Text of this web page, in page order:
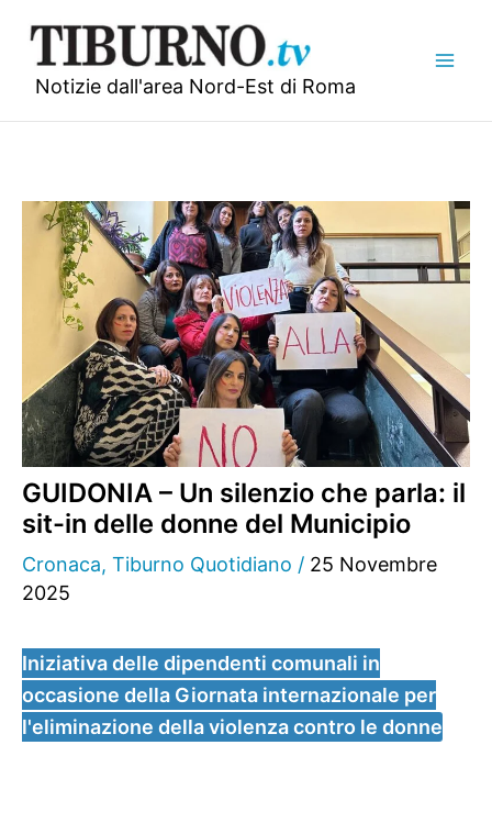
contenuto
Notizie dall'area Nord-Est di Roma
GUIDONIA – Un silenzio che parla: il
sit-in delle donne del Municipio
Cronaca, Tiburno Quotidiano / 25 Novembre
2025
Iniziativa delle dipendenti comunali in
occasione della Giornata internazionale per
l'eliminazione della violenza contro le donne